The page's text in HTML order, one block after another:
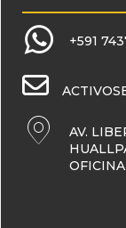
+591
AV.